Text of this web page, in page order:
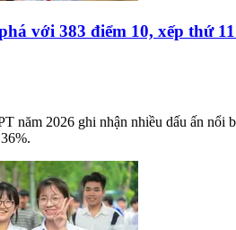
với 383 điểm 10, xếp thứ
năm 2026 ghi nhận nhiều dấu ấn nổi